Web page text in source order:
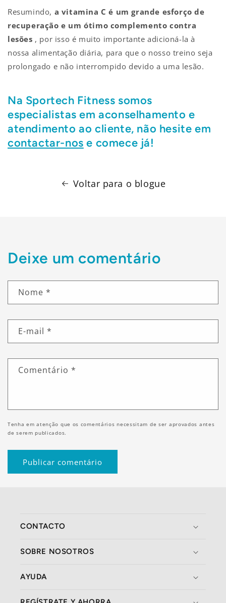
Resumindo, a vitamina C é um grande esforço de
recuperação e um ótimo complemento contra
lesões , por isso é muito importante adicioná-la à
nossa alimentação diária, para que o nosso treino seja
prolongado e não interrompido devido a uma lesão.
Na Sportech Fitness somos
especialistas em aconselhamento e
atendimento ao cliente, não hesite em
contactar-nos e comece já!
Voltar para o blogue
Deixe um comentário
Nome *
E-mail *
Comentário *
Tenha em atenção que os comentários necessitam de ser aprovados antes
de serem publicados.
CONTACTO
SOBRE NOSOTROS
AYUDA